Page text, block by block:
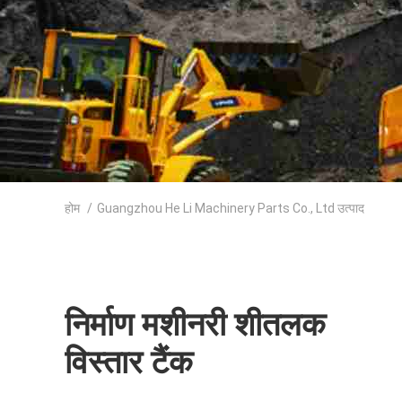
होम / Guangzhou He Li Machinery Parts Co., Ltd उत्पाद
निर्माण मशीनरी शीतलक
विस्तार टैंक